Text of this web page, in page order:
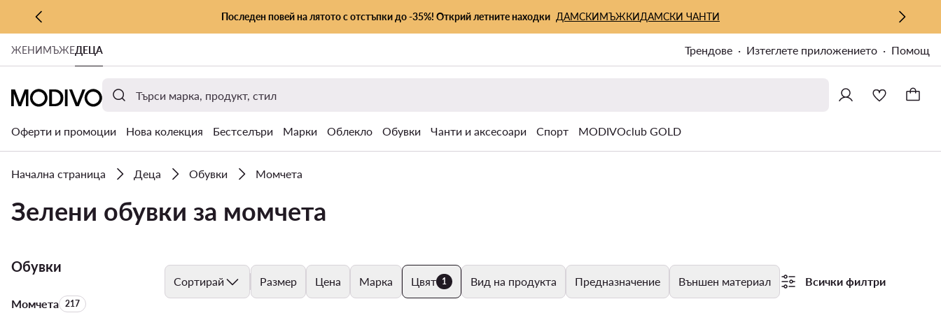
КЪМ ОСНОВНОТО СЪДЪРЖАНИЕ
КЪМ ТЪРСЕНЕ
Последен повей на лятото с отстъпки до -35%! Открий летните находки ДАМСКИМЪЖКИДАМСКИ ЧАНТИ
ЖЕНИМЪЖЕДЕЦА Трендове Изтеглете приложението Помощ
Оферти и промоции Нова колекция Бестселъри Марки Облекло Обувки Чанти и аксесоари Спорт MODIVOclub GOLD
Начална страница Деца Обувки Момчета
Зелени обувки за момчета
Обувки
МомчетаБрой на продуктите:
217
Сортирай Размер Цена Марка Цвят 1 Вид на продукта Предназначение Външен материал Всички филтри